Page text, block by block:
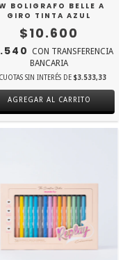
BOLIGRAFO BELLE A
GIRO TINTA AZUL
$10.600
CON TRANSFERENCIA
BANCARIA
CUOTAS SIN INTERÉS DE $3.533,33
AGREGAR AL CARRITO